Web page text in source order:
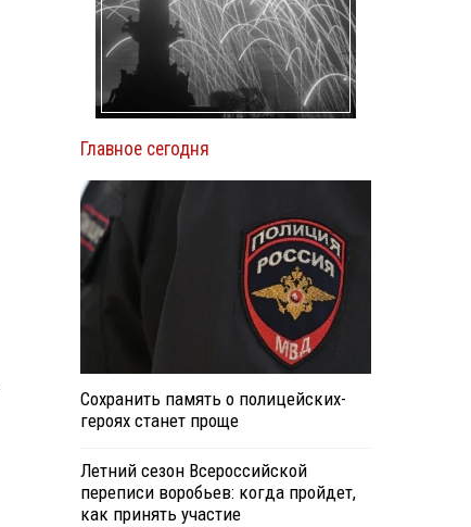
Главное сегодня
Сохранить память о полицейских-
героях станет проще
Летний сезон Всероссийской
переписи воробьев: когда пройдет,
как принять участие